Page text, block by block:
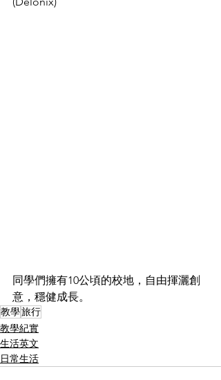
同學們擁有10公頃的校地，自由揮灑創
意，穩健成長。
教學旅行
教學紀實
生活英文
日常生活